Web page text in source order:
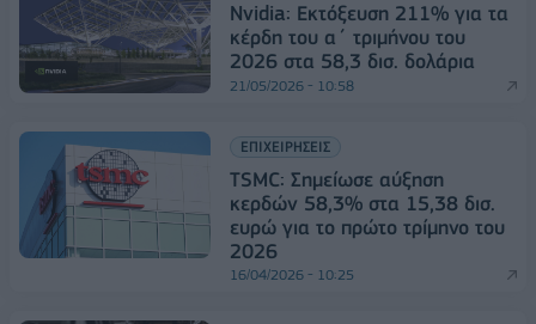
Nvidia: Εκτόξευση 211% για τα
κέρδη του α΄ τριμήνου του
2026 στα 58,3 δισ. δολάρια
21/05/2026 - 10:58
ΕΠΙΧΕΙΡΗΣΕΙΣ
TSMC: Σημείωσε αύξηση
κερδών 58,3% στα 15,38 δισ.
ευρώ για το πρώτο τρίμηνο του
2026
16/04/2026 - 10:25